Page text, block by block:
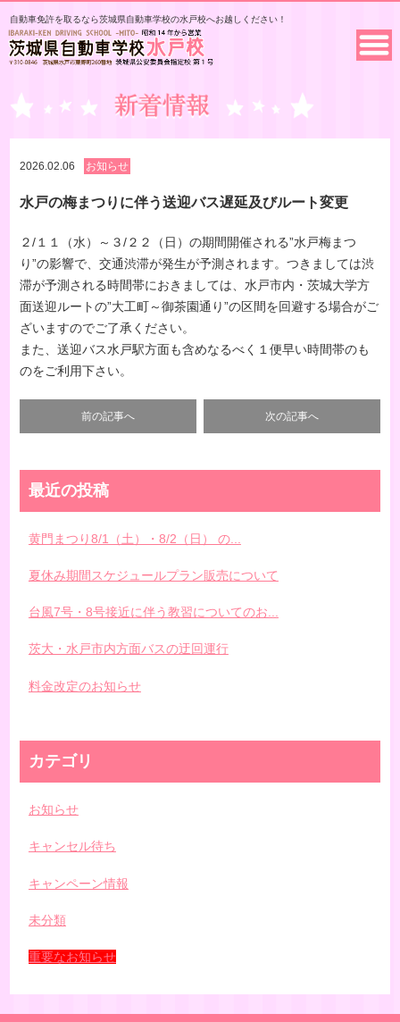
自動車免許を取るなら茨城県自動車学校の水戸校へお越しください！
2026.02.06 お知らせ
水戸の梅まつりに伴う送迎バス遅延及びルート変更
２/１１（水）～３/２２（日）の期間開催される”水戸梅まつ
り”の影響で、交通渋滞が発生が予測されます。つきましては渋
滞が予測される時間帯におきましては、水戸市内・茨城大学方
面送迎ルートの”大工町～御茶園通り”の区間を回避する場合がご
ざいますのでご了承ください。
また、送迎バス水戸駅方面も含めなるべく１便早い時間帯のも
のをご利用下さい。
前の記事へ 次の記事へ
最近の投稿
黄門まつり8/1（土）・8/2（日） の...
夏休み期間スケジュールプラン販売について
台風7号・8号接近に伴う教習についてのお...
茨大・水戸市内方面バスの迂回運行
料金改定のお知らせ
カテゴリ
お知らせ
キャンセル待ち
キャンペーン情報
未分類
重要なお知らせ